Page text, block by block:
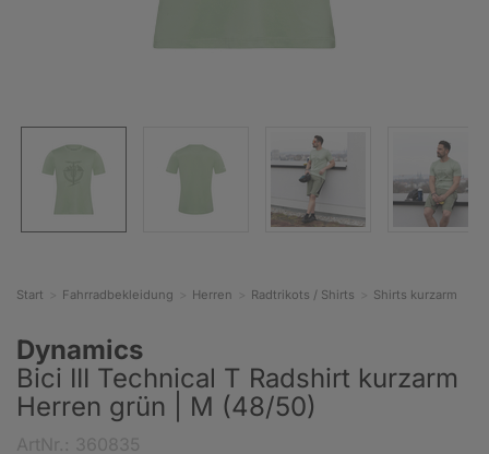
Start Fahrradbekleidung Herren Radtrikots / Shirts Shirts kurzarm
Dynamics
Bici III Technical T Radshirt kurzarm
Herren grün | M (48/50)